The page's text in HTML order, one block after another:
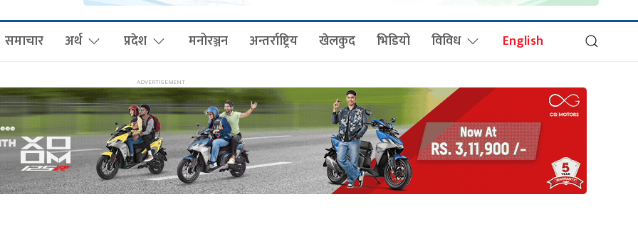
समाचार अर्थ प्रदेश मनोरञ्जन अन्तर्राष्ट्रिय खेलकुद भिडियो विविध English